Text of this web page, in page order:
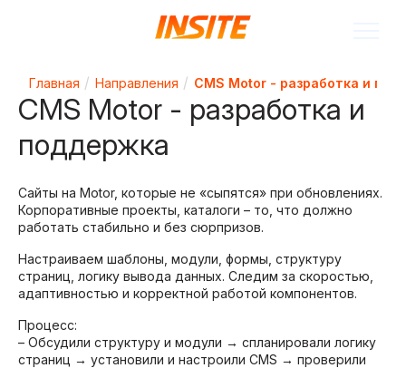
Главная Направления CMS Motor - разработка и
CMS Motor - разработка и
поддержка
Сайты на Motor, которые не «сыпятся» при обновлениях.
Корпоративные проекты, каталоги – то, что должно
работать стабильно и без сюрпризов.
Настраиваем шаблоны, модули, формы, структуру
страниц, логику вывода данных. Следим за скоростью,
адаптивностью и корректной работой компонентов.
Процесс:
– Обсудили структуру и модули → спланировали логику
страниц → установили и настроили CMS → проверили